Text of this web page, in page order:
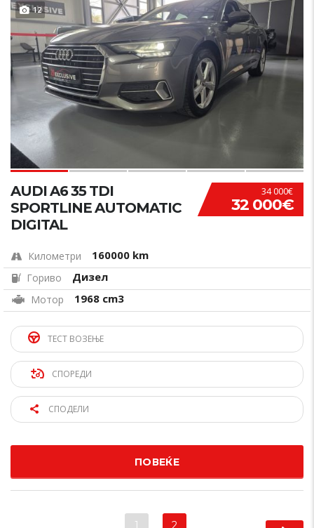
12
34 000€
32 000€
AUDI A6 35 TDI
SPORTLINE AUTOMATIC
DIGITAL
Километри 160000 km
Гориво Дизел
Мотор 1968 cm3
ТЕСТ ВОЗЕЊЕ
СПОРЕДИ
СПОДЕЛИ
ПОВЕЌЕ
1 2